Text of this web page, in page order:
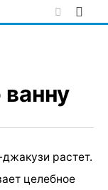
растет.
целебное